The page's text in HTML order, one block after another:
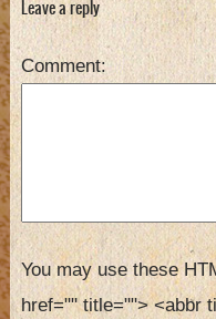
Leave a reply
Comment
You may use these
href="" title=""> <abbr